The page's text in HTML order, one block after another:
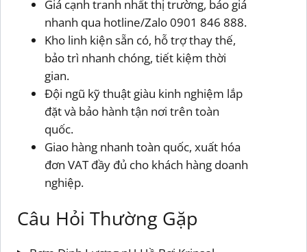
Giá cạnh tranh nhất thị trường, báo giá
nhanh qua hotline/Zalo 0901 846 888.
Kho linh kiện sẵn có, hỗ trợ thay thế,
bảo trì nhanh chóng, tiết kiệm thời
gian.
Đội ngũ kỹ thuật giàu kinh nghiệm lắp
đặt và bảo hành tận nơi trên toàn
quốc.
Giao hàng nhanh toàn quốc, xuất hóa
đơn VAT đầy đủ cho khách hàng doanh
nghiệp.
Câu Hỏi Thường Gặp